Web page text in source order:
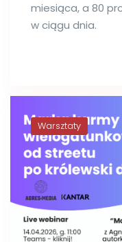
miesiąca, a 80
w ciągu dnia.
Warsztaty